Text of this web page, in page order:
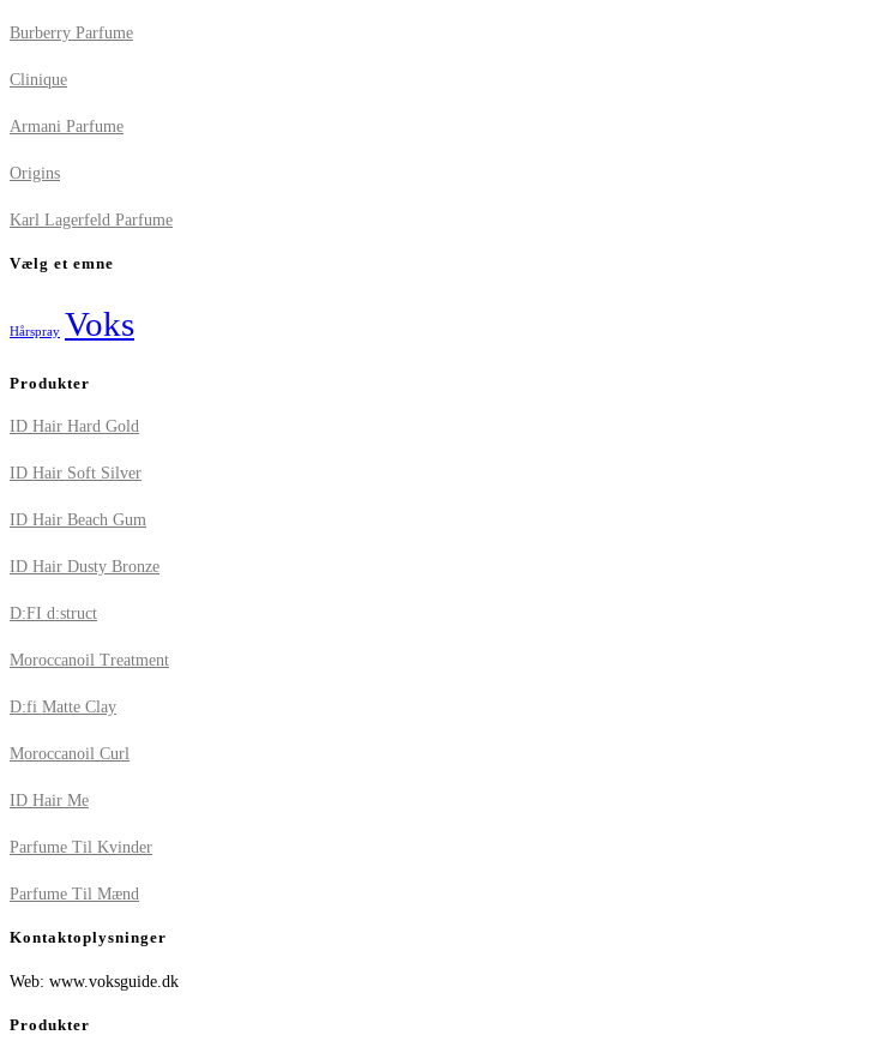
Burberry Parfume
Clinique
Armani Parfume
Origins
Karl Lagerfeld Parfume
Vælg et emne
Hårspray Voks
Produkter
ID Hair Hard Gold
ID Hair Soft Silver
ID Hair Beach Gum
ID Hair Dusty Bronze
D:FI d:struct
Moroccanoil Treatment
D:fi Matte Clay
Moroccanoil Curl
ID Hair Me
Parfume Til Kvinder
Parfume Til Mænd
Kontaktoplysninger
Web: www.voksguide.dk
Produkter